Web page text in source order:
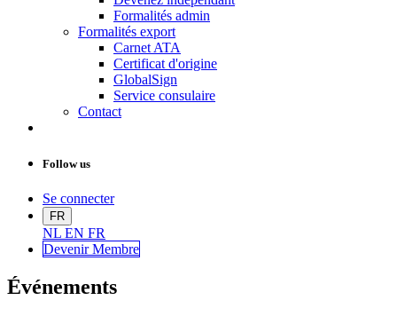
Formalités admin
Formalités export
Carnet ATA
Certificat d'origine
GlobalSign
Service consulaire
Contact
Follow us
Se connecter
FR
NL EN FR
Devenir Membre
Événements